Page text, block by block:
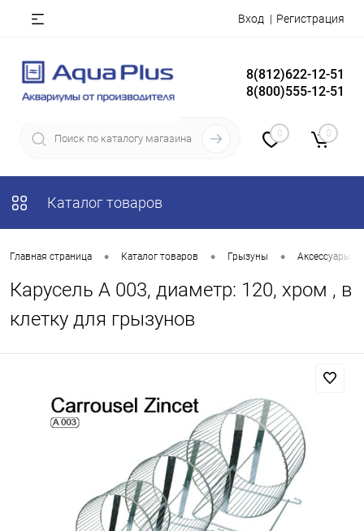
Вход Регистрация
8(812)622-12-51
8(800)555-12-51
0 0
Каталог товаров
Главная страница • Каталог товаров • Грызуны • Аксессуары
Карусель А 003, диаметр: 120, хром , в
клетку для грызунов